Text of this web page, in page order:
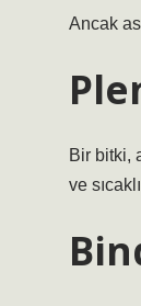
Ancak
Bir bitki,
ve